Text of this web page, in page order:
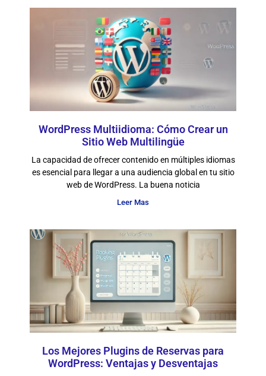
WordPress Multiidioma: Cómo Crear un
Sitio Web Multilingüe
La capacidad de ofrecer contenido en múltiples idiomas
es esencial para llegar a una audiencia global en tu sitio
web de WordPress. La buena noticia
Leer Mas
Los Mejores Plugins de Reservas para
WordPress: Ventajas y Desventajas